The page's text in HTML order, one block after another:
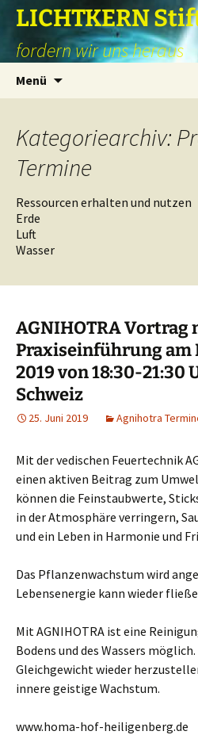
Zum
Inhalt
springen
LICHTKERN
fordern wir uns heraus
Menü
Kategoriearchiv:
Termine
Ressourcen erhalten und nutzen
Erde
Luft
Wasser
AGNIHOTRA Vortrag
Praxiseinführung am
2019 von 18:30-21:30
Schweiz
25. Juni 2019 Agnihotra
Mit der vedischen Feuertechnik
einen aktiven Beitrag zum
können die Feinstaubwerte,
in der Atmosphäre verringern,
und ein Leben in Harmonie und
Das Pflanzenwachstum wird
Lebensenergie kann wieder
Mit AGNIHOTRA ist eine
Bodens und des Wassers
Gleichgewicht wieder
innere geistige Wachstum.
www.homa-hof-heiligenberg.de